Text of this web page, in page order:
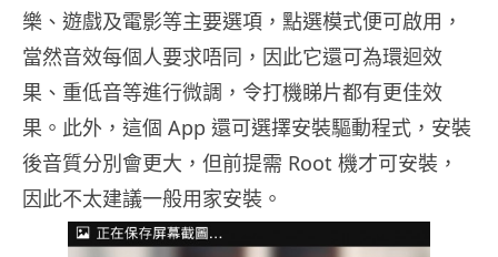
樂、遊戲及電影等主要選項，點選模式便可啟用，
當然音效每個人要求唔同，因此它還可為環迴效
果、重低音等進行微調，令打機睇片都有更佳效
果。此外，這個 App 還可選擇安裝驅動程式，安裝
後音質分別會更大，但前提需 Root 機才可安裝，
因此不太建議一般用家安裝。